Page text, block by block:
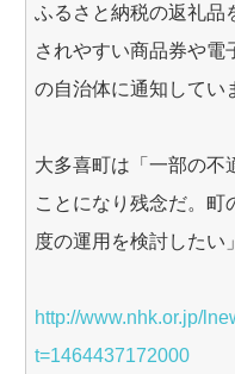
ふるさと納税の返礼品
されやすい商品券や電
の自治体に通知してい
大多喜町は「一部の不
ことになり残念だ。町
度の運用を検討したい
http://www.nhk.or.jp/
t=1464437172000